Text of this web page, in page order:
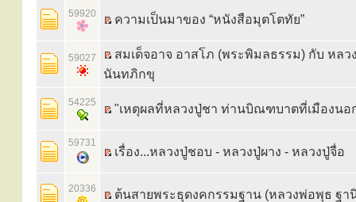
59920 ความเป็นมาของ “หนังสือมุตโตทัย”
59027
สมเด็จอาจ อาสโภ (พระพิมลธรรม) กับ หล
นันทภิกขุ
54225 "เหตุผลที่หลวงปู่ชา ท่านบิณฑบาตที่เมืองนอ
59731
เรื่อง...หลวงปู่ชอบ - หลวงปู่ผาง - หลวงปู่จื่อ
20336 ต้นสายพระธุดงคกรรมฐาน (หลวงพ่อพุธ ฐา